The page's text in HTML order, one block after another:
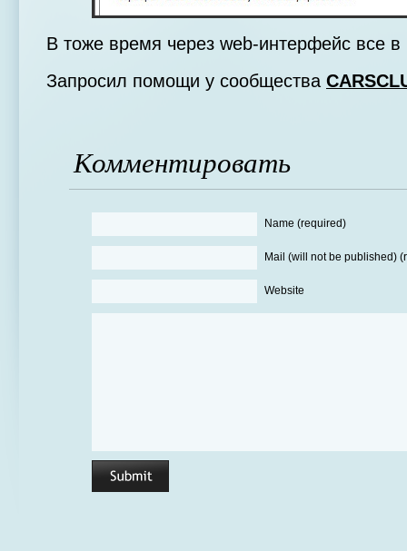
В тоже время через web-интерфейс все в
Запросил помощи у сообщества
Комментировать
Name (required)
Mail (will not be published)
Website